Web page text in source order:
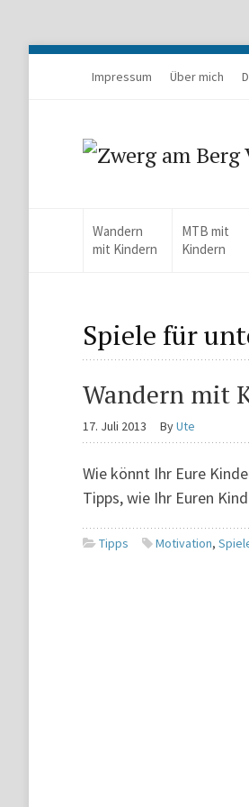
Impressum Über mich
Wandern
mit Kindern
MTB mit
Kindern
Spiele für
Wandern mit
17. Juli 2013 ByUte
Wie könnt Ihr Eure
Tipps, wie Ihr Euren
Tipps Motivation,